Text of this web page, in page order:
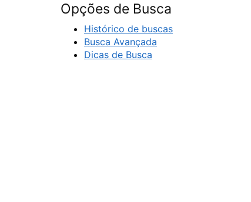
Opções de Busca
Histórico de buscas
Busca Avançada
Dicas de Busca